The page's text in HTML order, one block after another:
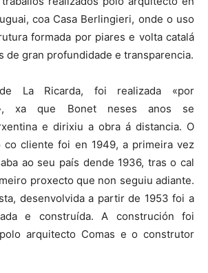
coa Casa Berlingieri, onde o uso
formada por piares e volta catalá
de gran profundidade e transparencia.
La Ricarda, foi realizada «por
xa que Bonet neses anos se
e dirixiu a obra á distancia. O
co cliente foi en 1949, a primeira vez
ao seu país dende 1936, tras o cal
proxecto que non seguiu adiante.
desenvolvida a partir de 1953 foi a
e construída. A construción foi
arquitecto Comas e o construtor